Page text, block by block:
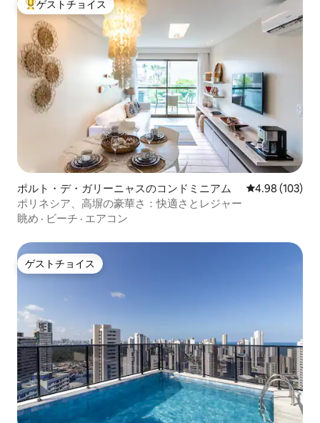
大好評のゲストチョイスです。
ゲストチョイス
ポルト・デ・ガリーニャスのコンドミニアム レビュー103
4.98 (103)
ポリネシア、高塀の豪華さ：快適さとレジャー
眺め · ビーチ · エアコン
ゲストチョイス
ゲストチョイス